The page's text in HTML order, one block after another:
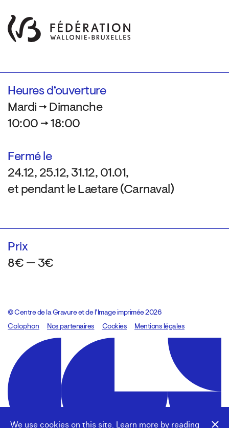
We use cookies on this site. Learn more by reading
Heures d’ouverture
Mardi → Dimanche
10:00 → 18:00
Fermé le
24.12, 25.12, 31.12, 01.01,
et pendant le Laetare (Carnaval)
Prix
8€ — 3€
© Centre de la Gravure et de l’Image imprimée 2026
Colophon
Design:Marcel Kaczmarek, code:8080.studio
Nos partenaires Cookies Mentions légales